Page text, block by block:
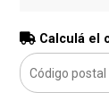
Calculá el